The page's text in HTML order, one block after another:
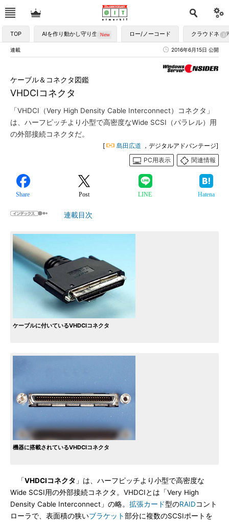
TOP AIを作り動かし守り生かす ロー/ノーコード クラウドネイ
連載 2016年6月15日 公開
VHDCIコネクタ
ケーブル＆コネクタ図鑑
「VHDCI（Very High Density Cable Interconnect）コネクタ」
は、ハーフピッチより小型で高密度なWide SCSI（パラレル）用
の外部接続コネクタだ。
[ 島田広道 ，デジタルアドバンテージ]
PC用表示
関連情報
Share Post LINE Hatena
連載目次
ケーブルに付いているVHDCIコネクタ
機器に搭載されているVHDCIコネクタ
「VHDCIコネクタ 」は、ハーフピッチより小型で高密度な
Wide SCSI用の外部接続コネクタ。VHDCIとは「Very High
Density Cable Interconnect」の略。 拡張カード型のRAIDコント
ローラで、表面積の狭いブラケット部分に複数のSCSIポートを